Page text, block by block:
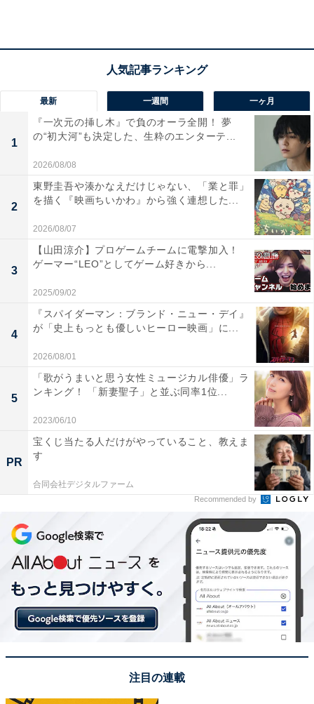
View this post on Instagram
キャラクターの特性にあった配役で、それぞれの演技で
ストレスを感じることはありませんでした。末澤さん
は、おバカで適当な性格ながら、ここぞという場面でリ
ーダーシップをとるおそ松を熱演。俳優として評価され
る正門さんは、ナルシストで痛いやつながら、思いやり
のあるカラ松を繊細に演じました。
同じく俳優として大活躍中の佐野さんは、ツッコミ担当
でまとめ役のチョロ松を、コミカルかつかわいらしく表
現。小島さんは、自己評価が低くひねくれ者の一松を、
ビジュアルと表情を作り込み丁寧に演じました。
そして、草間さんは底抜けに明るくハイテンションな十
四松を、体当たり演技で表現。トド松を演じた西村さん
はとにかくかわいく、世渡り上手であざといぶりっ子キ
最新 一週間 一ヶ月
1
『一次元の挿し木』で負のオーラ全開！ 夢
の“初大河”も決定した、生粋のエンターテ...
2026/08/08
2
東野圭吾や湊かなえだけじゃない、「業と罪」
を描く『映画ちいかわ』から強く連想した...
2026/08/07
3
【山田涼介】プロゲームチームに電撃加入！
ゲーマー“LEO”としてゲーム好きから...
2025/09/02
4
『スパイダーマン：ブランド・ニュー・デイ』
が「史上もっとも優しいヒーロー映画」に...
2026/08/01
5
「歌がうまいと思う女性ミュージカル俳優」ラ
ンキング！ 「新妻聖子」と並ぶ同率1位...
2023/06/10
PR
宝くじ当たる人だけがやっていること、教えま
す
合同会社デジタルファーム
Recommended by
注目の連載